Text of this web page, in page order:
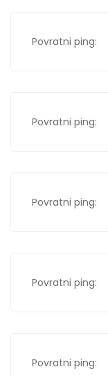
Povratni ping:
Povratni ping:
Povratni ping:
Povratni ping:
Povratni ping: